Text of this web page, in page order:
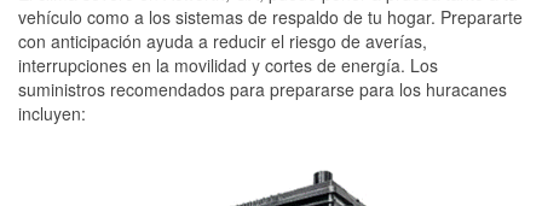
vehículo como a los sistemas de respaldo de tu hogar. Prepararte
con anticipación ayuda a reducir el riesgo de averías,
interrupciones en la movilidad y cortes de energía. Los
suministros recomendados para prepararse para los huracanes
incluyen: